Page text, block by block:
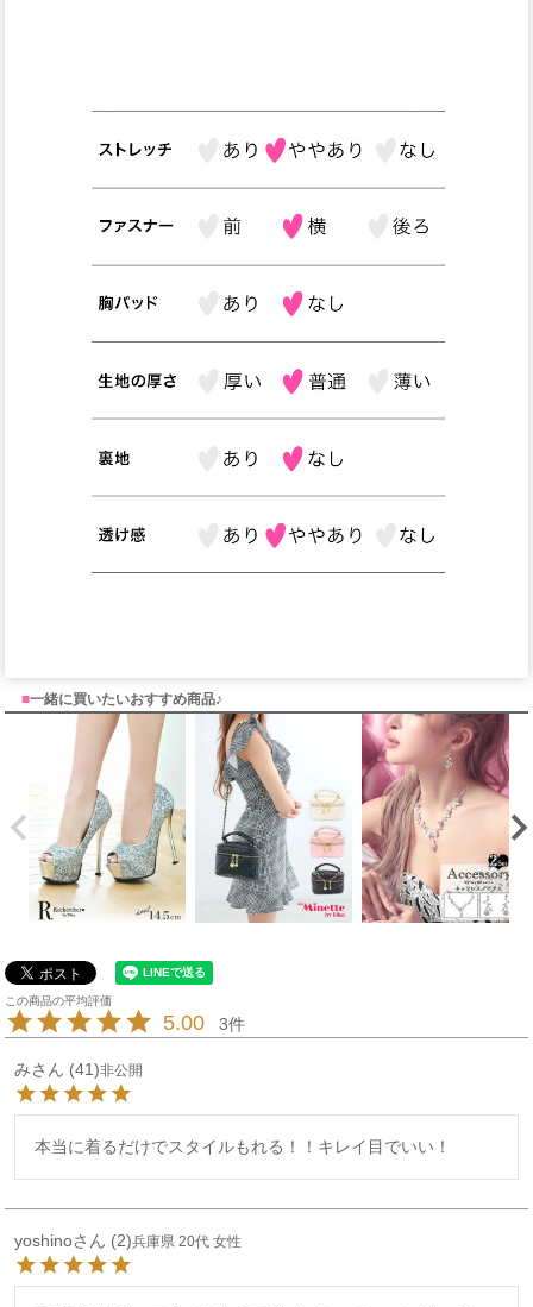
■一緒に買いたいおすすめ商品♪
5.00 3
み 41 非公開
本当に着るだけでスタイルもれる！！キレイ目でいい！
yoshino 2 兵庫県 20代 女性